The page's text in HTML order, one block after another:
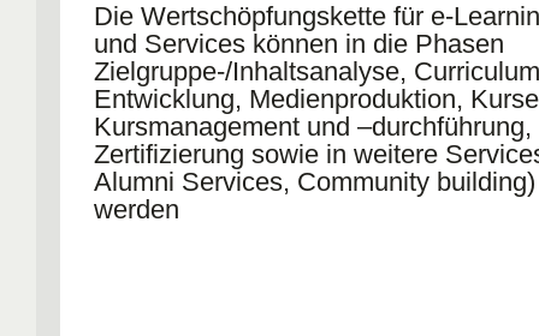
Die Wertschöpfungskette für e-
und Services können in die Phasen
Zielgruppe-/Inhaltsanalyse,
Entwicklung, Medienproduktion,
Kursmanagement und –durchführung,
Zertifizierung sowie in weitere
Alumni Services, Community
werden